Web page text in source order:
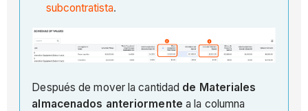
subcontratista.
Después de mover la cantidad de Materiales
almacenados anteriormente a la columna